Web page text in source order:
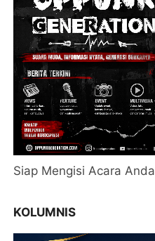
Siap Mengisi Acara Anda
KOLUMNIS